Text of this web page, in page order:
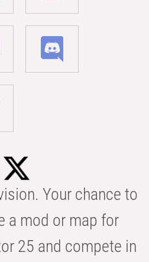
Your chance to
a mod or map for
25 and compete in